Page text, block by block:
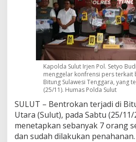
a
K
a
u
s
B
e
n
t
r
o
k
d
i
B
Kapolda Sulut Irjen Pol. Setyo
menggelar konfrensi pers terkait
Bitung Sulawesi Tenggara, yang
(25/11). Humas Polda Sulut
SULUT – Bentrokan terjadi di
Utara (Sulut), pada Sabtu (25/11/
menetapkan sebanyak 7 orang
dan sudah dilakukan penahanan.